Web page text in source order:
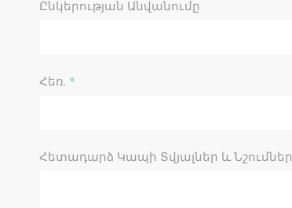
Ընկերության Անվանումը
Հեռ. *
Հետադարձ Կապի Տվյալներ և Նշումներ